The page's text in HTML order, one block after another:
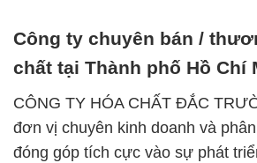
Công ty chuyên bán /
chất tại Thành phố Hồ Chí
CÔNG TY HÓA CHẤT ĐẮC
đơn vị chuyên kinh doanh và
đóng góp tích cực vào sự phát